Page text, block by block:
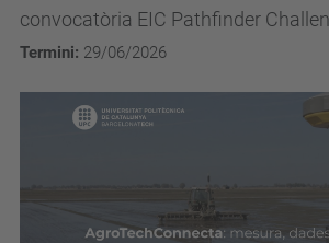
convocatòria EIC Pathfinder
Termini: 29/06/2026